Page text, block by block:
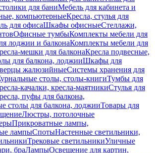
для баниМебель для кабинета и
компьютерныеКресла, стулья для
для офисаШкафы офисныеСтеллажи,
Офисные тумбыКомплекты мебели для
лоджии и балконаКомплекты мебели для
мешки для балконаКресла подвесные,
для балкона, лоджииШкафы для
жалюзийныеСистемы хранения для
столы, столы-книгиТумбы для
качалки, кресла-маятникиСтулья для
пуфы для балкона,
столы для балкона, лоджииТовары для
Люстры, потолочные
Прикроватные лампы,
лампыСпотыНастенные светильники,
Трековые светильникиУличные
браЛампыОсвещение для картин,